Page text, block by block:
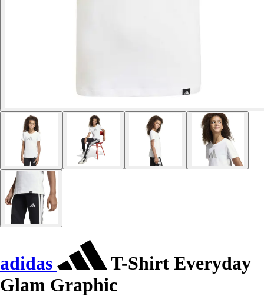
adidas
T-Shirt Everyday
Glam Graphic